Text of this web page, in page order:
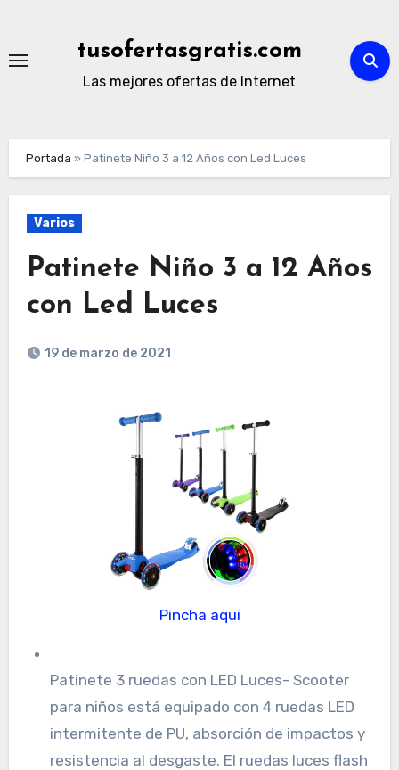
contenido
tusofertasgratis.com
Las mejores ofertas de Internet
Portada »Patinete Niño 3 a 12 Años con Led Luces
Varios
Patinete Niño 3 a 12 Años
con Led Luces
19 de marzo de 2021
Pincha aqui
Patinete 3 ruedas con LED Luces- Scooter
para niños está equipado con 4 ruedas LED
intermitente de PU, absorción de impactos y
resistencia al desgaste. El ruedas luces flash